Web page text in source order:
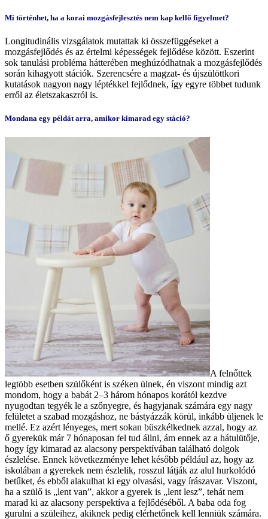
Mi történhet, ha a korai mozgásfejlesztés nem kap kellő figyelmet?
Longitudinális vizsgálatok mutattak ki összefüggéseket a
mozgásfejlődés és az értelmi képességek fejlődése között. Eszerint
sok tanulási probléma hátterében meghúzódhatnak a mozgásfejlődés
során kihagyott stációk. Szerencsére a magzat- és újszülöttkori
kutatások nagyon nagy léptékkel fejlődnek, így egyre többet tudunk
erről az életszakaszról is.
Mondana egy példát arra, amikor kimarad egy stáció?
A felnőttek
legtöbb esetben szülőként is széken ülnek, én viszont mindig azt
mondom, hogy a babát 2–3 három hónapos korától kezdve
nyugodtan tegyék le a szőnyegre, és hagyjanak számára egy nagy
felületet a szabad mozgáshoz, ne bástyázzák körül, inkább üljenek le
mellé. Ez azért lényeges, mert sokan büszkélkednek azzal, hogy az
ő gyerekük már 7 hónaposan fel tud állni, ám ennek az a hátulütője,
hogy így kimarad az alacsony perspektívában található dolgok
észlelése. Ennek következménye lehet később például az, hogy az
iskolában a gyerekek nem észlelik, rosszul látják az alul hurkolódó
betűket, és ebből alakulhat ki egy olvasási, vagy írászavar. Viszont,
ha a szülő is „lent van”, akkor a gyerek is „lent lesz”, tehát nem
marad ki az alacsony perspektíva a fejlődéséből. A baba oda fog
gurulni a szüleihez, akiknek pedig elérhetőnek kell lenniük számára.